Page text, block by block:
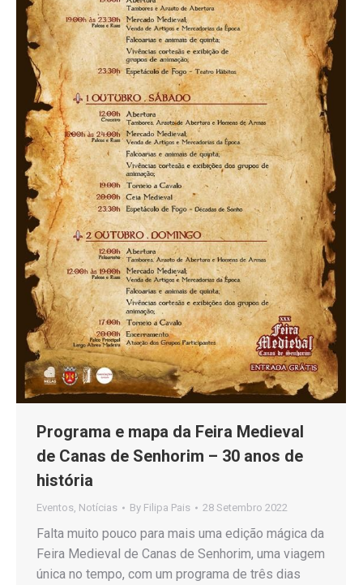
Programa e mapa da Feira Medieval
de Canas de Senhorim – 30 anos de
história
Eventos Notícias By Filipa Pais 28 Setembro 2022
Falta muito pouco para mais uma edição mágica da
Feira Medieval de Canas de Senhorim, uma viagem
única no tempo, com um programa de três dias